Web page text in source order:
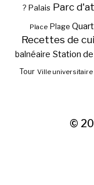
? Palais Parc
Place Plage
Recettes de
balnéaire Station
Tour Ville universitaire
©